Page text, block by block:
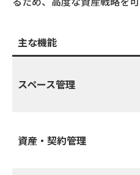
主な機能
スペース管理
資産・契約管理